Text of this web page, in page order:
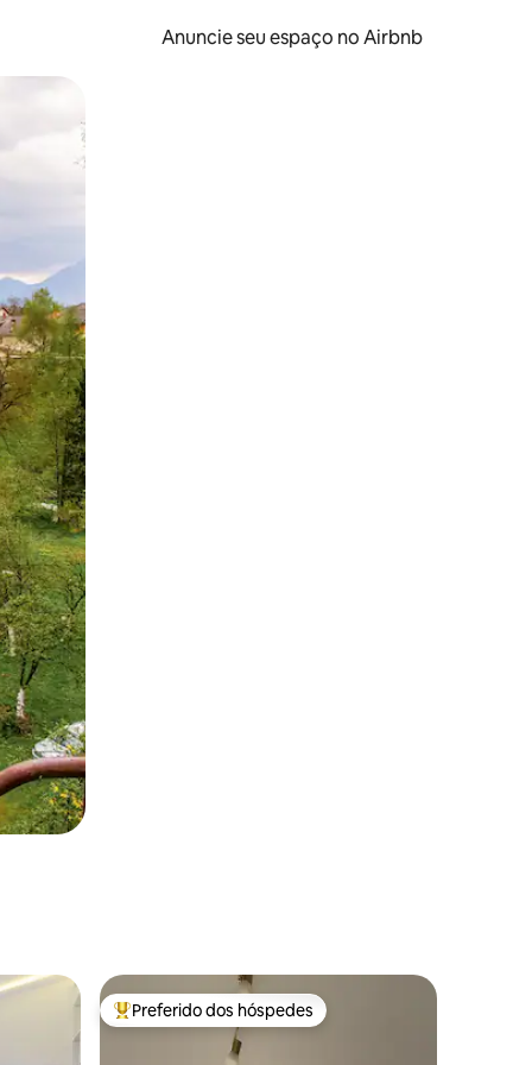
Anuncie seu espaço no Airbnb
o dedo na tela.
Entre os melhores preferidos dos hóspedes
Preferido dos hóspedes